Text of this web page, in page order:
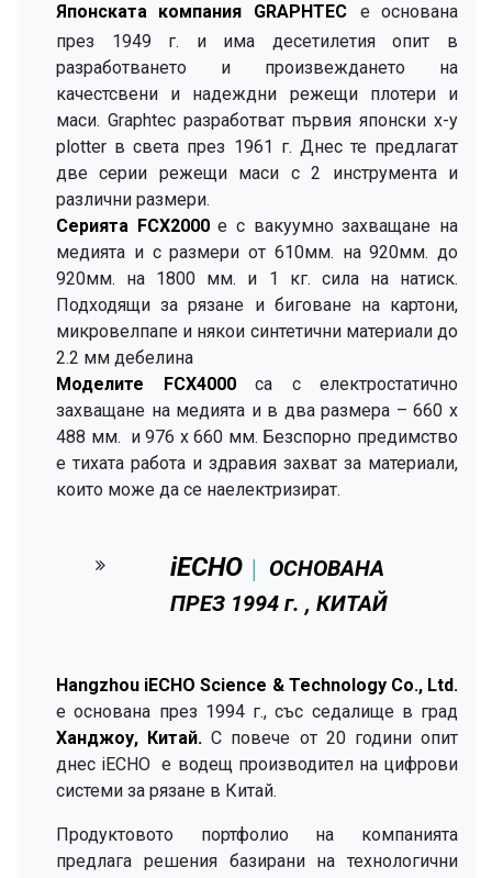
Японската компания GRAPHTEC
е основана
през 1949 г. и има десетилетия опит в
разработването и произвеждането на
качестсвени и надеждни режещи плотери и
маси. Graphtec разработват първия японски x-y
plotter в света през 1961 г. Днес те предлагат
две серии режещи маси с 2 инструмента и
различни размери.
Серията FCX2000е с вакуумно захващане на
медията и с размери от 610мм. на 920мм. до
920мм. на 1800 мм. и 1 кг. сила на натиск.
Подходящи за рязане и биговане на картони,
микровелпапе и някои синтетични материали до
2.2 мм дебелина
Моделите FCX4000са с електростатично
захващане на медията и в два размера – 660 х
488 мм. и 976 х 660 мм. Безспорно предимство
е тихата работа и здравия захват за материали,
които може да се наелектризират.
iECHO
ОСНОВАНА
ПРЕЗ 1994 г. , КИТАЙ
Hangzhou iECHO Science & Technology Co., Ltd.
е основана през 1994 г., със седалище в град
Ханджоу, Китай. С повече от 20 години опит
днес iECHO е водещ производител на цифрови
системи за рязане в Китай.
Продуктовото портфолио на компанията
предлага решения базирани на технологични